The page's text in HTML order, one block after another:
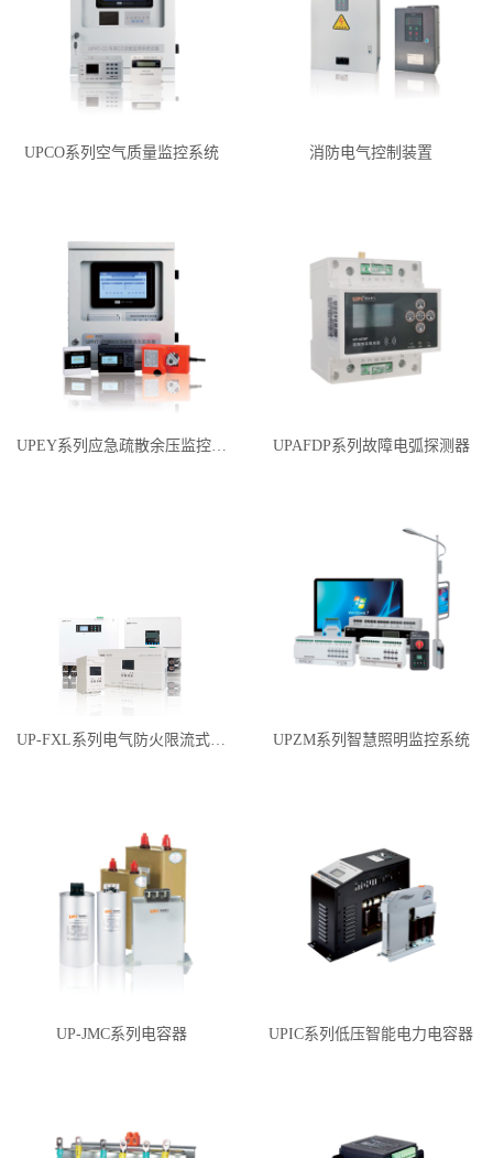
UPCO系列空气质量监控系统 消防电气控制装置
UPEY系列应急疏散余压监控系统 UPAFDP系列故障电弧探测器
UP-FXL系列电气防火限流式保护器 UPZM系列智慧照明监控系统
UP-JMC系列电容器 UPIC系列低压智能电力电容器